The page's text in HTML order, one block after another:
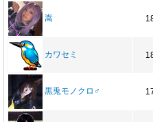
嵩
カワセミ
黒兎モノクロ♂